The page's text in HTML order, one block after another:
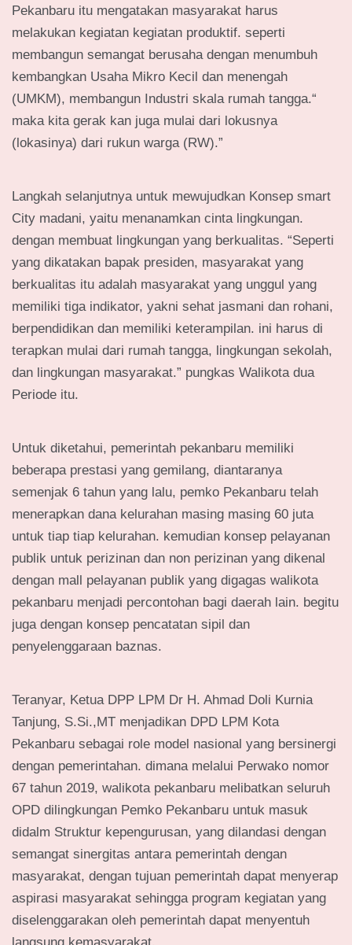
Pekanbaru itu mengatakan masyarakat harus
melakukan kegiatan kegiatan produktif. seperti
membangun semangat berusaha dengan menumbuh
kembangkan Usaha Mikro Kecil dan menengah
(UMKM), membangun Industri skala rumah tangga.“
maka kita gerak kan juga mulai dari lokusnya
(lokasinya) dari rukun warga (RW).”
Langkah selanjutnya untuk mewujudkan Konsep smart
City madani, yaitu menanamkan cinta lingkungan.
dengan membuat lingkungan yang berkualitas. “Seperti
yang dikatakan bapak presiden, masyarakat yang
berkualitas itu adalah masyarakat yang unggul yang
memiliki tiga indikator, yakni sehat jasmani dan rohani,
berpendidikan dan memiliki keterampilan. ini harus di
terapkan mulai dari rumah tangga, lingkungan sekolah,
dan lingkungan masyarakat.” pungkas Walikota dua
Periode itu.
Untuk diketahui, pemerintah pekanbaru memiliki
beberapa prestasi yang gemilang, diantaranya
semenjak 6 tahun yang lalu, pemko Pekanbaru telah
menerapkan dana kelurahan masing masing 60 juta
untuk tiap tiap kelurahan. kemudian konsep pelayanan
publik untuk perizinan dan non perizinan yang dikenal
dengan mall pelayanan publik yang digagas walikota
pekanbaru menjadi percontohan bagi daerah lain. begitu
juga dengan konsep pencatatan sipil dan
penyelenggaraan baznas.
Teranyar, Ketua DPP LPM Dr H. Ahmad Doli Kurnia
Tanjung, S.Si.,MT menjadikan DPD LPM Kota
Pekanbaru sebagai role model nasional yang bersinergi
dengan pemerintahan. dimana melalui Perwako nomor
67 tahun 2019, walikota pekanbaru melibatkan seluruh
OPD dilingkungan Pemko Pekanbaru untuk masuk
didalm Struktur kepengurusan, yang dilandasi dengan
semangat sinergitas antara pemerintah dengan
masyarakat, dengan tujuan pemerintah dapat menyerap
aspirasi masyarakat sehingga program kegiatan yang
diselenggarakan oleh pemerintah dapat menyentuh